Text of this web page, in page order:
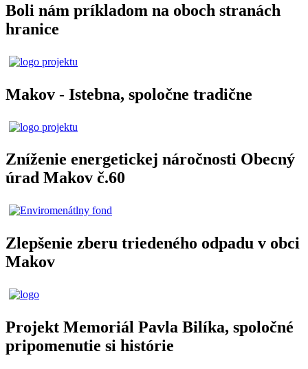
Boli nám príkladom na oboch stranách
hranice
Makov - Istebna, spoločne tradične
Zníženie energetickej náročnosti Obecný
úrad Makov č.60
Zlepšenie zberu triedeného odpadu v obci
Makov
Projekt Memoriál Pavla Bilíka, spoločné
pripomenutie si histórie